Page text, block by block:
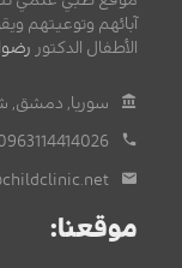
آبائهم وتوعيتهم
الأطفال الدكتور
سوريا, دمشق,
موقعنا: